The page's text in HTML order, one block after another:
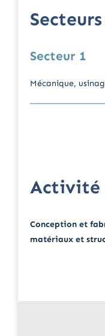
Secteur 1
Mécanique,
Activité
Conception et
matériaux et